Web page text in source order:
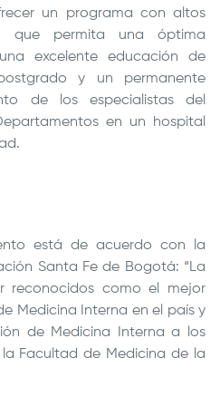
un programa con altos
que permita una óptima
excelente educación de
y un permanente
de los especialistas del
en un hospital
está de acuerdo con la
Santa Fe de Bogotá: “La
reconocidos como el mejor
Medicina Interna en el país y
de Medicina Interna a los
Facultad de Medicina de la